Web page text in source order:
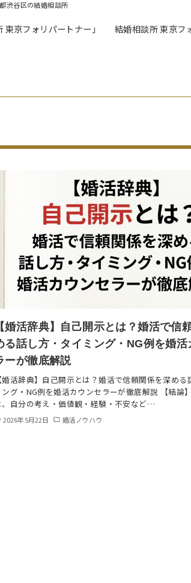
渋谷区の結婚相談所
京フォリパートナー」 結婚相談所 東京フ
【婚活辞典】自己開示とは？婚活で信
る話し方・タイミング・NG例を婚活
ーが徹底解説
婚活辞典】自己開示とは？婚活で信頼関係を深める
ング・NG例を婚活カウンセラーが徹底解説 【結論
、自分の考え・価値観・経験・不安など…
2026年5月22日 婚活ノウハウ